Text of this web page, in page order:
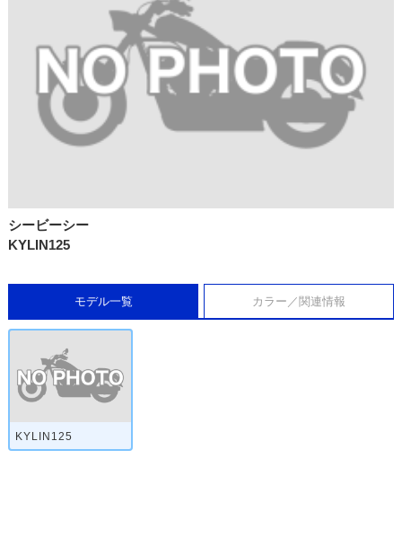
シービーシー
KYLIN125
モデル一覧 カラー／関連情報
KYLIN125